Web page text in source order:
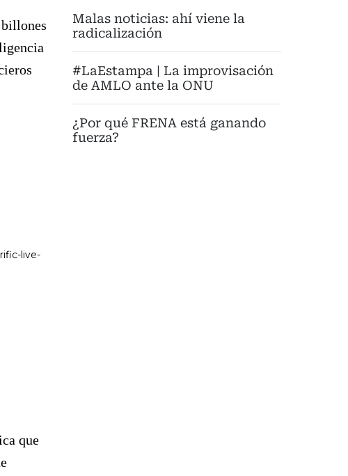
Malas noticias: ahí viene la
radicalización
#LaEstampa | La improvisación
de AMLO ante la ONU
¿Por qué FRENA está ganando
fuerza?
que